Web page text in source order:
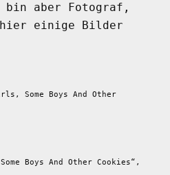
aber Fotograf,
einige Bilder
Some Boys And Other
Boys And Other Cookies“,